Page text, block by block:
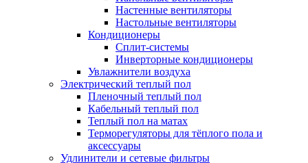
Настенные вентиляторы
Настольные вентиляторы
Кондиционеры
Сплит-системы
Инверторные кондиционеры
Увлажнители воздуха
Электрический теплый пол
Пленочный теплый пол
Кабельный теплый пол
Теплый пол на матах
Терморегуляторы для тёплого пола и
аксессуары
Удлинители и сетевые фильтры